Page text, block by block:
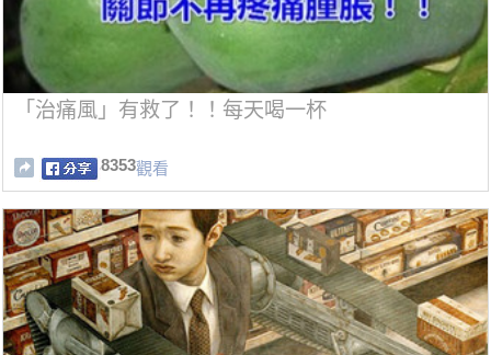
「治痛風」有救了！！每天喝一杯
8353觀看